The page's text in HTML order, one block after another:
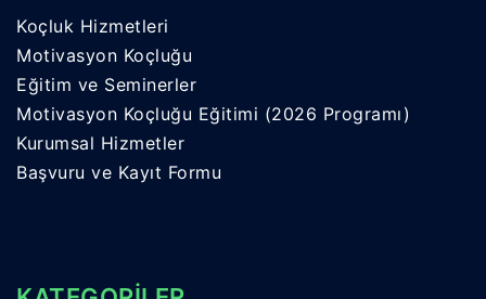
Koçluk Hizmetleri
Motivasyon Koçluğu
Eğitim ve Seminerler
Motivasyon Koçluğu Eğitimi (2026 Programı)
Kurumsal Hizmetler
Başvuru ve Kayıt Formu